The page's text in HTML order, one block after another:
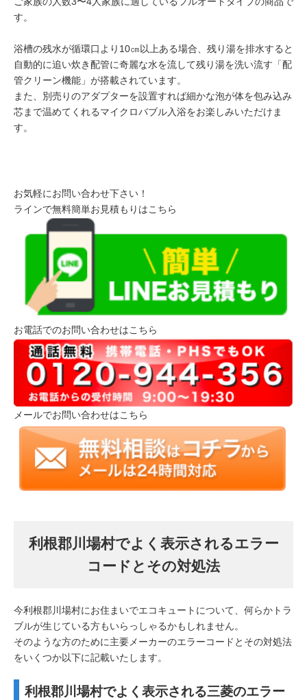
す。
浴槽の残水が循環口より10㎝以上ある場合、残り湯を排水すると
自動的に追い炊き配管に奇麗な水を流して残り湯を洗い流す「配
管クリーン機能」が搭載されています。
また、別売りのアダプターを設置すれば細かな泡が体を包み込み
芯まで温めてくれるマイクロバブル入浴をお楽しみいただけま
す。
お気軽にお問い合わせ下さい！
ラインで無料簡単お見積もりはこちら
お電話でのお問い合わせはこちら
メールでお問い合わせはこちら
利根郡川場村でよく表示されるエラー
コードとその対処法
今利根郡川場村にお住まいでエコキュートについて、何らかトラ
ブルが生じている方もいらっしゃるかもしれません。
そのような方のために主要メーカーのエラーコードとその対処法
をいくつか以下に記載いたします。
利根郡川場村でよく表示される三菱のエラー